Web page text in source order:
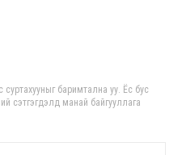
суртахууныг баримтална уу. Ёс бус
сэтгэгдэлд манай байгууллага